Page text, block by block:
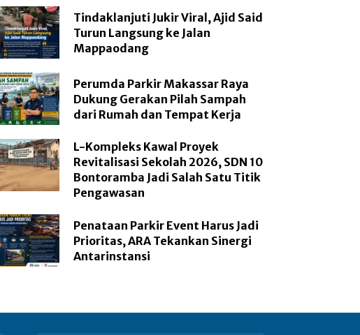
Tindaklanjuti Jukir Viral, Ajid Said
Turun Langsung ke Jalan
Mappaodang
Perumda Parkir Makassar Raya
Dukung Gerakan Pilah Sampah
dari Rumah dan Tempat Kerja
L-Kompleks Kawal Proyek
Revitalisasi Sekolah 2026, SDN 10
Bontoramba Jadi Salah Satu Titik
Pengawasan
Penataan Parkir Event Harus Jadi
Prioritas, ARA Tekankan Sinergi
Antarinstansi